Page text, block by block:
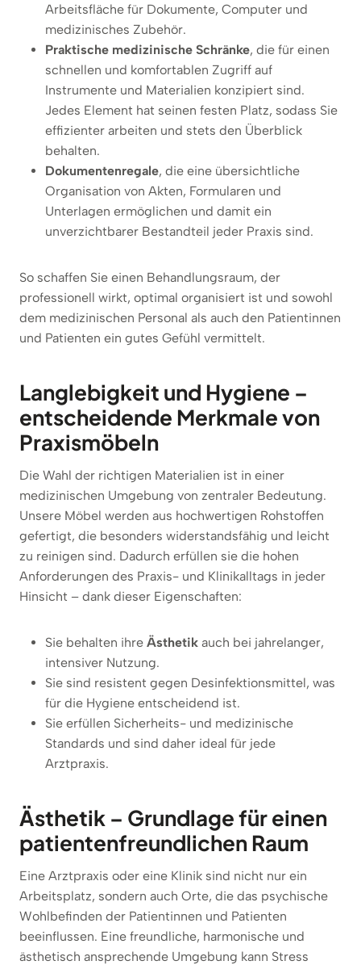
Arbeitsfläche für Dokumente, Computer und
medizinisches Zubehör.
Praktische medizinische Schränke, die für einen
schnellen und komfortablen Zugriff auf
Instrumente und Materialien konzipiert sind.
Jedes Element hat seinen festen Platz, sodass Sie
effizienter arbeiten und stets den Überblick
behalten.
Dokumentenregale, die eine übersichtliche
Organisation von Akten, Formularen und
Unterlagen ermöglichen und damit ein
unverzichtbarer Bestandteil jeder Praxis sind.
So schaffen Sie einen Behandlungsraum, der
professionell wirkt, optimal organisiert ist und sowohl
dem medizinischen Personal als auch den Patientinnen
und Patienten ein gutes Gefühl vermittelt.
Langlebigkeit und Hygiene –
entscheidende Merkmale von
Praxismöbeln
Die Wahl der richtigen Materialien ist in einer
medizinischen Umgebung von zentraler Bedeutung.
Unsere Möbel werden aus hochwertigen Rohstoffen
gefertigt, die besonders widerstandsfähig und leicht
zu reinigen sind. Dadurch erfüllen sie die hohen
Anforderungen des Praxis- und Klinikalltags in jeder
Hinsicht – dank dieser Eigenschaften:
Sie behalten ihre Ästhetik auch bei jahrelanger,
intensiver Nutzung.
Sie sind resistent gegen Desinfektionsmittel, was
für die Hygiene entscheidend ist.
Sie erfüllen Sicherheits- und medizinische
Standards und sind daher ideal für jede
Arztpraxis.
Ästhetik – Grundlage für einen
patientenfreundlichen Raum
Eine Arztpraxis oder eine Klinik sind nicht nur ein
Arbeitsplatz, sondern auch Orte, die das psychische
Wohlbefinden der Patientinnen und Patienten
beeinflussen. Eine freundliche, harmonische und
ästhetisch ansprechende Umgebung kann Stress